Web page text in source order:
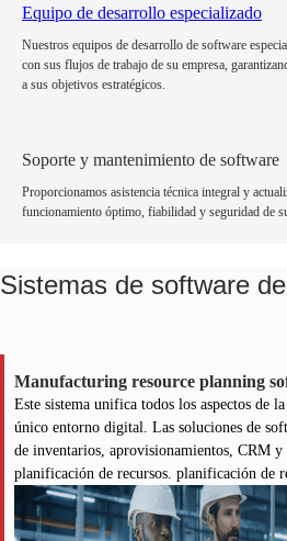
Equipo de desarrollo especializado
Nuestros equipos de desarrollo de software
con sus flujos de trabajo de su empresa,
a sus objetivos estratégicos.
Soporte y mantenimiento de software
Proporcionamos asistencia técnica integral y
funcionamiento óptimo, fiabilidad y seguridad de
Sistemas de software
Manufacturing resource planning
Este sistema unifica todos los aspectos de
único entorno digital. Las soluciones de
de inventarios, aprovisionamientos, CRM
planificación de recursos. planificación de